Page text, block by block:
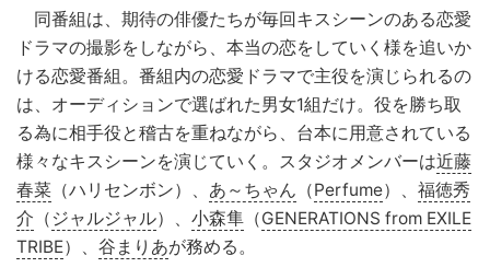
同番組は、期待の俳優たちが毎回キスシーンのある恋愛
ドラマの撮影をしながら、本当の恋をしていく様を追いか
ける恋愛番組。番組内の恋愛ドラマで主役を演じられるの
は、オーディションで選ばれた男女1組だけ。役を勝ち取
る為に相手役と稽古を重ねながら、台本に用意されている
様々なキスシーンを演じていく。スタジオメンバーは近藤
春菜 （ハリセンボン）、 あ～ちゃん （Perfume）、 福徳秀
介 （ ジャルジャル）、 小森隼 （GENERATIONS from EXILE
TRIBE）、 谷まりあが務める。